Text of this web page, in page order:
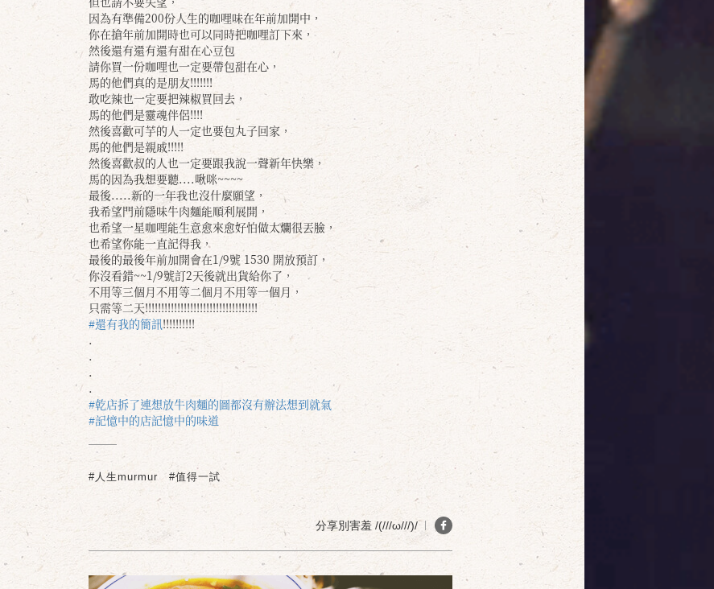
因為有準備200份人生的咖哩味在年前加開中，
你在搶年前加開時也可以同時把咖哩訂下來，
然後還有還有還有甜在心豆包
請你買一份咖哩也一定要帶包甜在心，
馬的他們真的是朋友!!!!!!!
敢吃辣也一定要把辣椒買回去，
馬的他們是靈魂伴侶!!!!
然後喜歡可芋的人一定也要包丸子回家，
馬的他們是親戚!!!!!
然後喜歡叔的人也一定要跟我說一聲新年快樂，
馬的因為我想要聽....啾咪~~~~
最後.....新的一年我也沒什麼願望，
我希望門前隱味牛肉麵能順利展開，
也希望一星咖哩能生意愈來愈好怕做太爛很丟臉，
也希望你能一直記得我，
最後的最後年前加開會在1/9號 1530 開放預訂，
你沒看錯~~1/9號訂2天後就出貨給你了，
不用等三個月不用等二個月不用等一個月，
只需等二天!!!!!!!!!!!!!!!!!!!!!!!!!!!!!!!!!!!
#還有我的簡訊!!!!!!!!!!
.
.
.
.
#乾店拆了連想放牛肉麵的圖都沒有辦法想到就氣
#記憶中的店記憶中的味道
#人生murmur #值得一試
分享別害羞 /(///ω///)/